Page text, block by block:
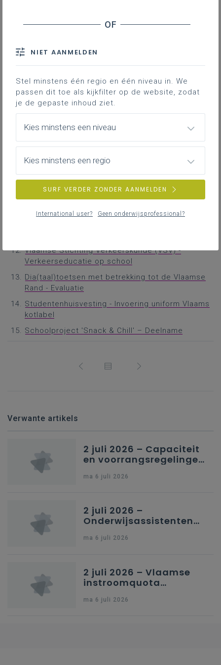
Lerarenopleiding - Starttoets
- Werkdruk
Agentschap voor Hoger Onderwijs,
Volwassenenonderwijs, Kwalificaties en
Studietoelagen (AHOVOKS), onderwijsinspectie
en Departement Onderwijs en Vorming -
Personeelsbezetting
Agentschap voor Hoger Onderwijs,
Studietoelagen (AHOVOKS), onderwijsinspectie
en Departement Onderwijs en Vorming -
Verplicht vegetarisch eten op school - Evaluatie
Onderwijzers - Bekwaamheidsbewijzen
Vlaamse Stichting Verkeerskunde (VSV) -
Verkeerseducatie op school
Dia(taal)toetsen met betrekking tot de Vlaamse
Rand - Evaluatie
Studentenhuisvesting - Invoering uniform Vlaams
kotlabel
Schoolproject 'Snack & Chill' – Deelname
Verwante artikels
2 juli 2026 – Capaciteit
en voorrangsregelingen
secundair onderwijs in
ma 6 juli 2026
2 juli 2026 –
Onderwijsassistenten
kleuteronderwijs
ma 6 juli 2026
2 juli 2026 – Vlaamse
instroomquota
federale RIZIV-
ma 6 juli 2026
NIET AANMELDEN
Stel minstens één regio en één niveau in. We
passen dit toe als kijkfilter op de website, zodat
je de gepaste inhoud ziet.
Kies minstens een niveau
Kies minstens een regio
SURF VERDER ZONDER AANMELDEN
International user? Geen onderwijsprofessional?